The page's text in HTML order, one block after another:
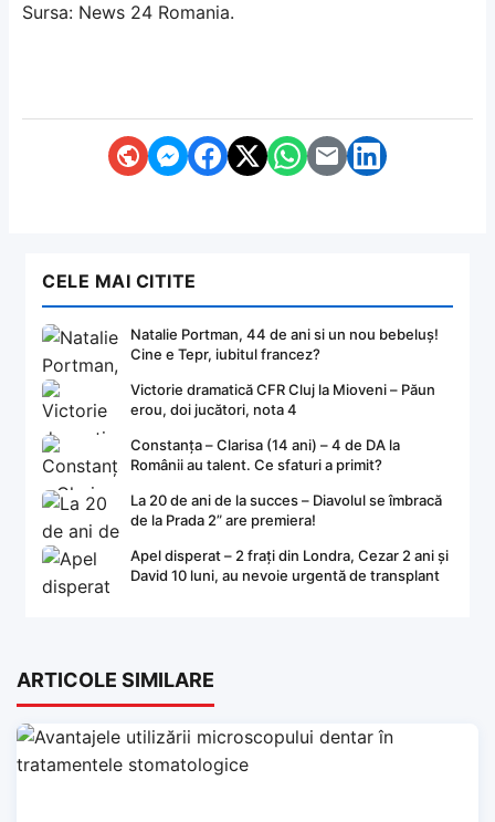
Sursa: News 24 Romania.
CELE MAI CITITE
Natalie Portman, 44 de ani si un nou bebeluș!
Cine e Tepr, iubitul francez?
Victorie dramatică CFR Cluj la Mioveni – Păun
erou, doi jucători, nota 4
Constanța – Clarisa (14 ani) – 4 de DA la
Românii au talent. Ce sfaturi a primit?
La 20 de ani de la succes – Diavolul se îmbracă
de la Prada 2” are premiera!
Apel disperat – 2 frați din Londra, Cezar 2 ani și
David 10 luni, au nevoie urgentă de transplant
ARTICOLE SIMILARE